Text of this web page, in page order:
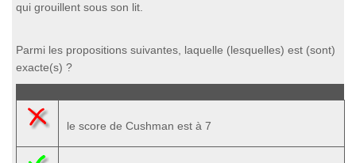
qui grouillent sous son lit.
Parmi les propositions suivantes, laquelle (lesquelles) est (sont)
exacte(s) ?
le score de Cushman est à 7